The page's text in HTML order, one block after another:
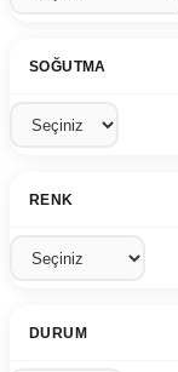
SOĞUTMA
RENK
DURUM